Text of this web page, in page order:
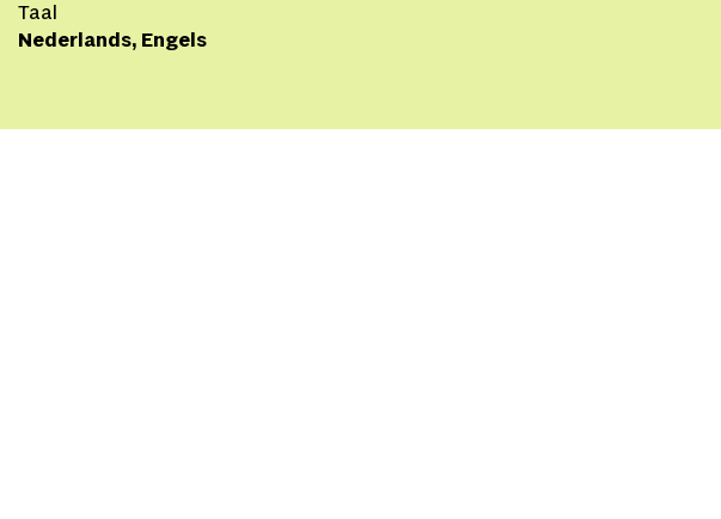
Taal
Nederlands, Engels